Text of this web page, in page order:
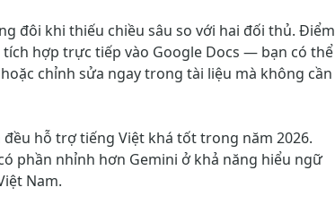
đôi khi thiếu chiều sâu so với hai đối thủ. Điểm
tích hợp trực tiếp vào Google Docs — bạn có thể
chỉnh sửa ngay trong tài liệu mà không cần
đều hỗ trợ tiếng Việt khá tốt trong năm 2026.
phần nhỉnh hơn Gemini ở khả năng hiểu ngữ
Nam.